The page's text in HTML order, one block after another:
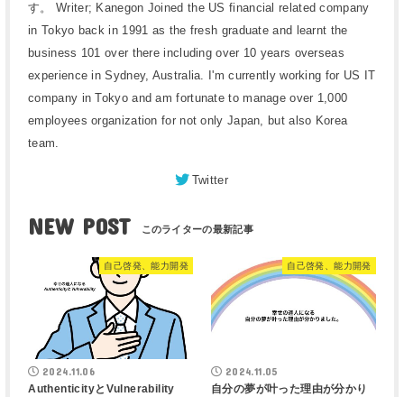
す。 Writer; Kanegon Joined the US financial related company
in Tokyo back in 1991 as the fresh graduate and learnt the
business 101 over there including over 10 years overseas
experience in Sydney, Australia. I'm currently working for US IT
company in Tokyo and am fortunate to manage over 1,000
employees organization for not only Japan, but also Korea
team.
Twitter
NEW POST
自己啓発、能力開発
2024.11.06
AuthenticityとVulnerability
自己啓発、能力開発
2024.11.05
自分の夢が叶った理由が分かり